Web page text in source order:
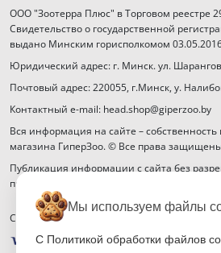
ООО "Зоотерра Плюс" в Торговом реестре
Свидетельство о государственной
выдано Минским горисполкомом
Юридический адрес: г. Минск. ул.
Почтовый адрес: 220055, г.Минск, у.
Контактный e-mail: head.shop@giperzoo.by
Вся информация на сайте – собственность
магазина ГиперЗоо. © Все права
Публикация информации с сайта без
правообладателя запрещена.
Способы оплаты
Мы используем файлы
С Политикой обработки файлов